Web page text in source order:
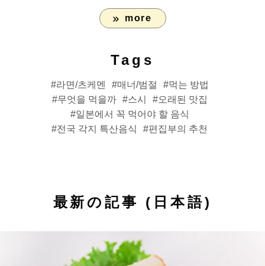
more
Tags
라면/츠케멘 매너/범절
먹는 방법
무엇을 먹을까
스시
오래된 맛집
일본에서 꼭 먹어야 할 음식
전국 각지 특산음식
편집부의 추천
最新の記事 (日本語)